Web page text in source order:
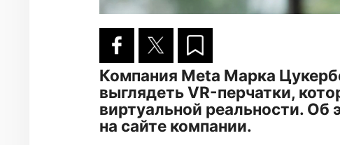
Компания Meta Марка
выглядеть VR-перчатки,
виртуальной реальности. Об
на сайте компании.